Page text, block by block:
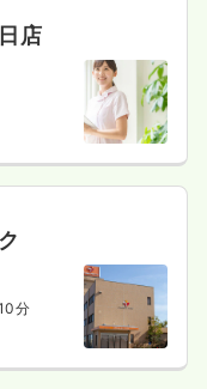
詳細を見る
店
分